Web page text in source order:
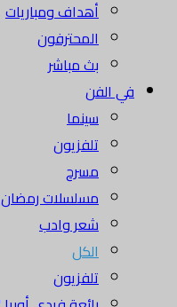
أهداف ومباريات
المحترفون
بث مباشر
في الفن
سينما
تلفزيون
مسرح
مسلسلات رمضان
شعر وادب
الكل
تلفزيون